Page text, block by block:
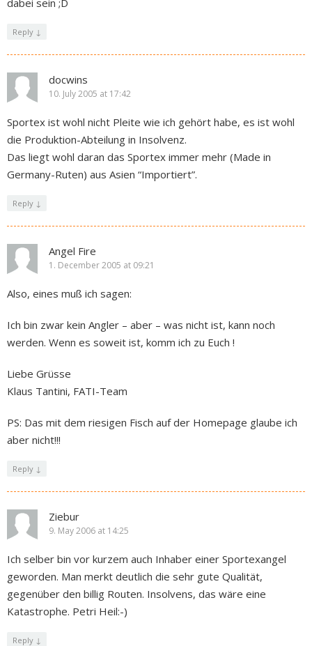
dabei sein ;D
Reply ↓
docwins
10. July 2005 at 17:42
Sportex ist wohl nicht Pleite wie ich gehört habe, es ist wohl
die Produktion-Abteilung in Insolvenz.
Das liegt wohl daran das Sportex immer mehr (Made in
Germany-Ruten) aus Asien “Importiert”.
Reply ↓
Angel Fire
1. December 2005 at 09:21
Also, eines muß ich sagen:
Ich bin zwar kein Angler – aber – was nicht ist, kann noch
werden. Wenn es soweit ist, komm ich zu Euch !
Liebe Grüsse
Klaus Tantini, FATI-Team
PS: Das mit dem riesigen Fisch auf der Homepage glaube ich
aber nicht!!!
Reply ↓
Ziebur
9. May 2006 at 14:25
Ich selber bin vor kurzem auch Inhaber einer Sportexangel
geworden. Man merkt deutlich die sehr gute Qualität,
gegenüber den billig Routen. Insolvens, das wäre eine
Katastrophe. Petri Heil:-)
Reply ↓